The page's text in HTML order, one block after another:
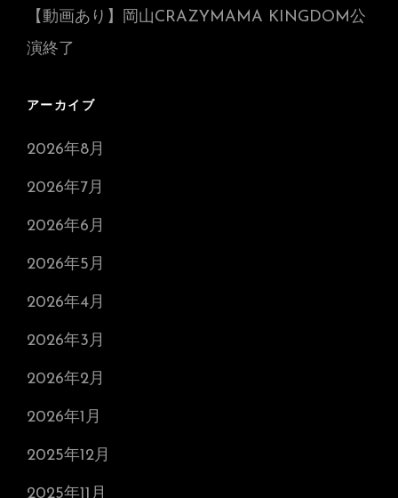
【動画あり】岡山CRAZYMAMA KINGDOM公
演終了
アーカイブ
2026年8月
2026年7月
2026年6月
2026年5月
2026年4月
2026年3月
2026年2月
2026年1月
2025年12月
2025年11月